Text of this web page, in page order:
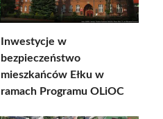
Inwestycje w
bezpieczeństwo
mieszkańców Ełku w
ramach Programu OLiOC